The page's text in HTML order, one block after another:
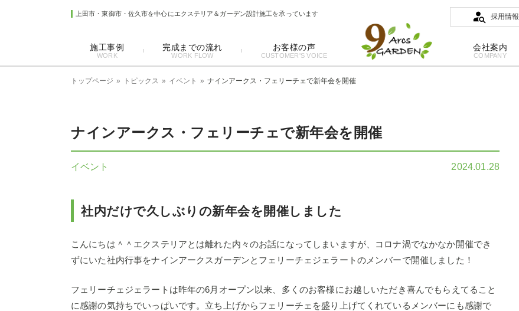
上田市・東御市・佐久市を中心にエクステリア＆ガーデン設計施工を承っています 採用情報
施工事例
WORK
完成までの流れ
WORK FLOW
お客様の声
CUSTOMER'S VOICE
会社案内
COMPANY
トップページ トピックス イベント ナインアークス・フェリーチェで新年会を開催
ナインアークス・フェリーチェで新年会を開催
イベント 2024.01.28
社内だけで久しぶりの新年会を開催しました
こんにちは＾＾エクステリアとは離れた内々のお話になってしまいますが、コロナ渦でなかなか開催でき
ずにいた社内行事をナインアークスガーデンとフェリーチェジェラートのメンバーで開催しました！
フェリーチェジェラートは昨年の6月オープン以来、多くのお客様にお越しいただき喜んでもらえてること
に感謝の気持ちでいっぱいです。立ち上げからフェリーチェを盛り上げてくれているメンバーにも感謝で